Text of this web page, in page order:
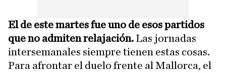
El de este martes fue uno de esos partidos
que no admiten relajación.Las jornadas
intersemanales siempre tienen estas cosas.
Para afrontar el duelo frente al Mallorca, el